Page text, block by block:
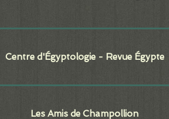
Centre d'Égyptologie - Revue Égypte
Les Amis de Champollion